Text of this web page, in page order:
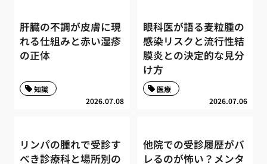
肝臓の不調が皮膚に現
れる仕組みと赤い湿疹
の正体
2026.07.08
知識
眼科医が語る麦粒腫の
感染リスクと流行性結
膜炎との決定的な見分
け方
2026.07.06
医療
リンパの腫れで受診す
べき診療科と場所別の
他院での受診履歴がバ
レるのが怖い？メンタ